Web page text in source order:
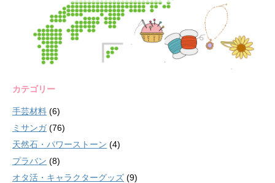
カテゴリー
手芸材料 (6)
ミサンガ(76)
天然石・パワーストーン (4)
プラバン (8)
オタ活・キャラクターグッズ (9)